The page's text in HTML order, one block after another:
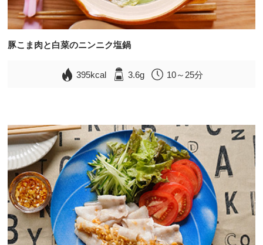
豚こま肉と白菜のニンニク塩鍋
395kcal 3.6g 10～25分